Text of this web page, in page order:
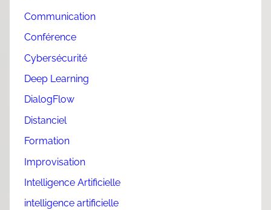
Communication
Conférence
Cybersécurité
Deep Learning
DialogFlow
Distanciel
Formation
Improvisation
Intelligence Artificielle
intelligence artificielle